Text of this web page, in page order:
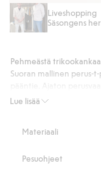
Regular
jeans
2
Liveshopping
Säsongens
Lue lisää
Pehmeästä
Suoran mallinen perus-
arjen t-paidaksi kuin
materiaalinsa sekä
Suora istuvuus
Materiaali
Pesuohjeet